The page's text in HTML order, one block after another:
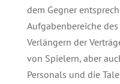
dem Gegner
Aufgabenbereiche
Verlängern der
von Spielern, aber
Personals und die